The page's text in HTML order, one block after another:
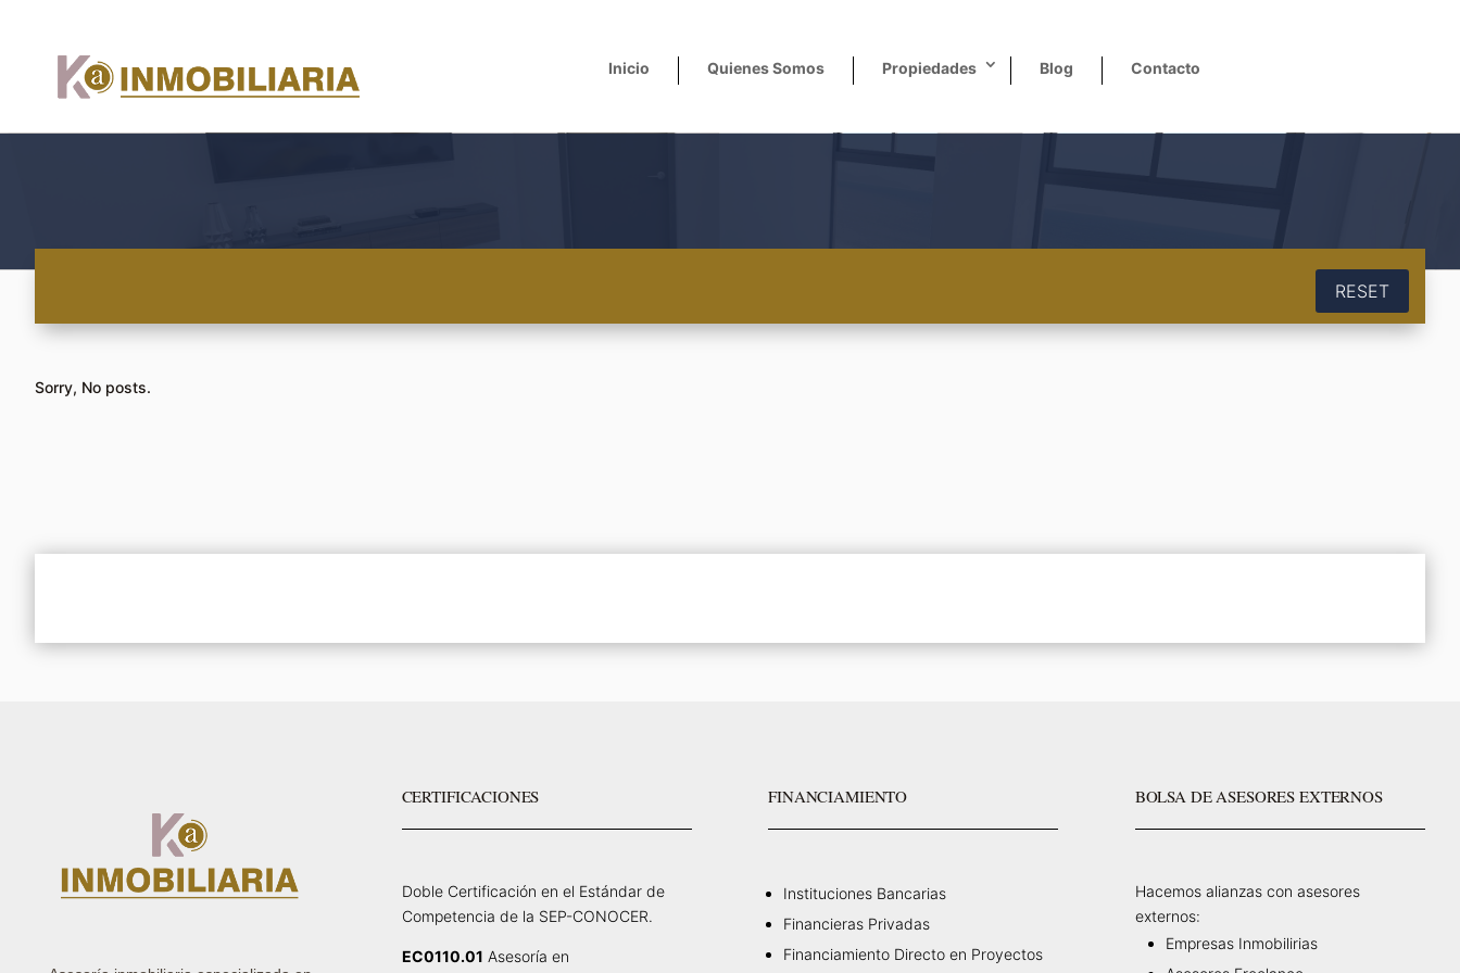
Inicio Quienes Somos Propiedades Blog Contacto
RESET
Sorry, No posts.
CERTIFICACIONES
Doble Certificación en el Estándar de
Competencia de la SEP-CONOCER.
EC0110.01 Asesoría en
FINANCIAMIENTO
Instituciones Bancarias
Financieras Privadas
Financiamiento Directo en Proyectos
BOLSA DE ASESORES EXTERNOS
Hacemos alianzas con asesores
externos:
Empresas Inmobilirias